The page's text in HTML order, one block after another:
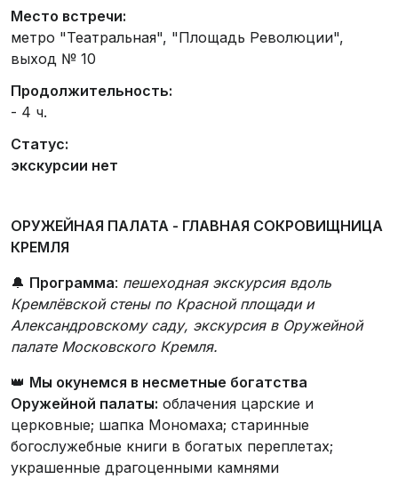
Место встречи:
метро "Театральная", "Площадь Революции",
выход № 10
Продолжительность:
- 4 ч.
Статус:
экскурсии нет
ОРУЖЕЙНАЯ ПАЛАТА - ГЛАВНАЯ СОКРОВИЩНИЦА
КРЕМЛЯ
🔔 Программа: пешеходная экскурсия вдоль
Кремлёвской стены по Красной площади и
Александровскому саду, экскурсия в Оружейной
палате Московского Кремля.
👑 Мы окунемся в несметные богатства
Оружейной палаты: облачения царские и
церковные; шапка Мономаха; старинные
богослужебные книги в богатых переплетах;
украшенные драгоценными камнями